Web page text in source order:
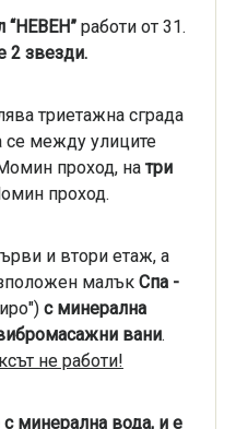
“НЕВЕН” работи от 31.
2 звезди.
триетажна сграда
се между улиците
проход, натри
проход.
и втори етаж, а
малък Спа -
с минерална
вани.
не работи!
минерална вода, и е